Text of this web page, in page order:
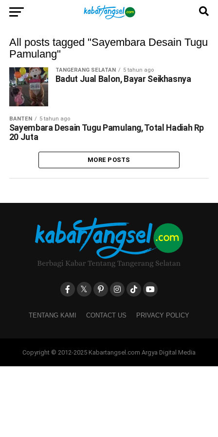
All posts tagged "Sayembara Desain Tugu
Pamulang"
TANGERANG SELATAN 5 tahun ago
Badut Jual Balon, Bayar Seikhasnya
BANTEN 5 tahun ago
Sayembara Desain Tugu Pamulang, Total Hadiah Rp
20 Juta
MORE POSTS
TENTANG KAMI CONTACT US PRIVACY POLICY
Copyright © 2012-2025 Kabartangsel.com Argya Digital Media